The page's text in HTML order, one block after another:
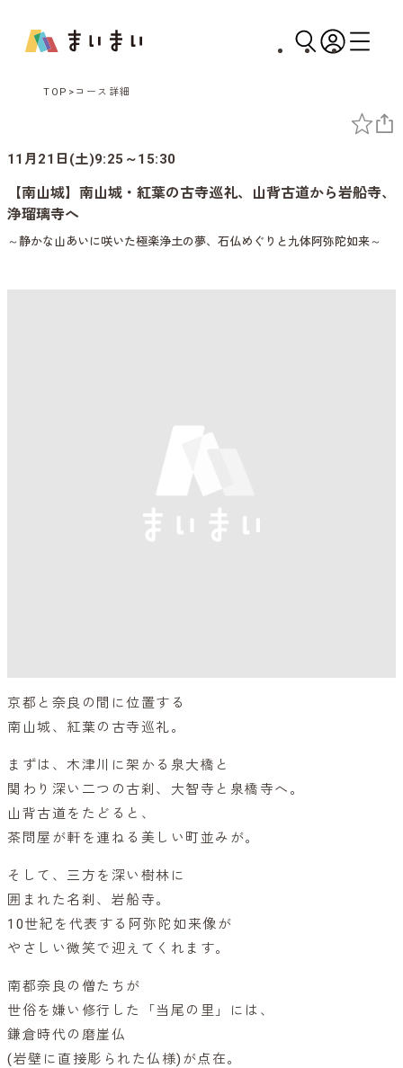
TOP コース詳細
11月21日(土)9:25～15:30
【南山城】南山城・紅葉の古寺巡礼、山背古道から岩船寺、
浄瑠璃寺へ
～静かな山あいに咲いた極楽浄土の夢、石仏めぐりと九体阿弥陀如来～
京都と奈良の間に位置する
南山城、紅葉の古寺巡礼。
まずは、木津川に架かる泉大橋と
関わり深い二つの古刹、大智寺と泉橋寺へ。
山背古道をたどると、
茶問屋が軒を連ねる美しい町並みが。
そして、三方を深い樹林に
囲まれた名刹、岩船寺。
10世紀を代表する阿弥陀如来像が
やさしい微笑で迎えてくれます。
南都奈良の僧たちが
世俗を嫌い修行した「当尾の里」には、
鎌倉時代の磨崖仏
(岩壁に直接彫られた仏様)が点在。